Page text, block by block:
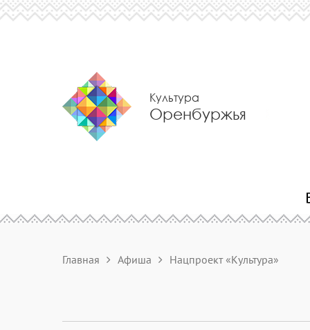
Культура
Оренбуржья
Главная Афиша Нацпроект «Культура»